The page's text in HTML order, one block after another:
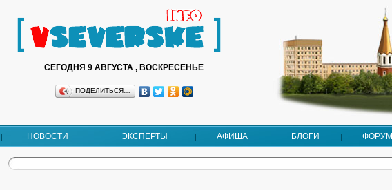
СЕГОДНЯ 9 АВГУСТА , ВОСКРЕСЕНЬЕ
ПОДЕЛИТЬСЯ…
НОВОСТИ ЭКСПЕРТЫ АФИША БЛОГИ ФОРУМ